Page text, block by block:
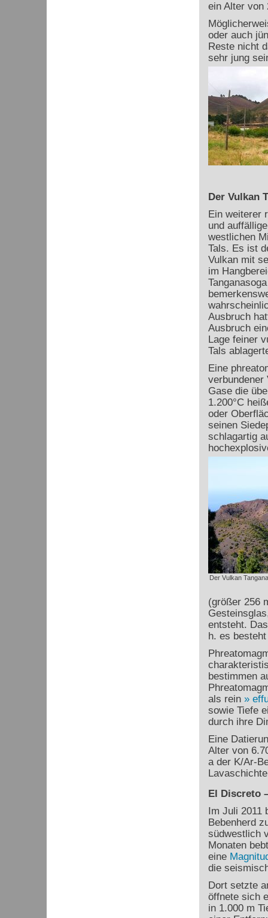
ein Alter von
oder auch
Reste nicht
sehr jung
Der Vulkan
Ein weiterer
und
westlichen
Tals. Es ist
Vulkan mit
im
Ausbruch
Ausbruch
Lage feiner
Tals
Eine
verbundener
Gase die
1.200°C
oder
seinen
schlagartig
Der Vulkan
(größer 256
entsteht.
h. es
bestimmen
als rein
sowie Tiefe
durch ihre
Eine
Alter von
a der K/Ar-
El Discreto
Im Juli 2011
Bebenherd
südwestlich
Monaten
eine
die
Dort setzte
öffnete sich
in 1.000 m